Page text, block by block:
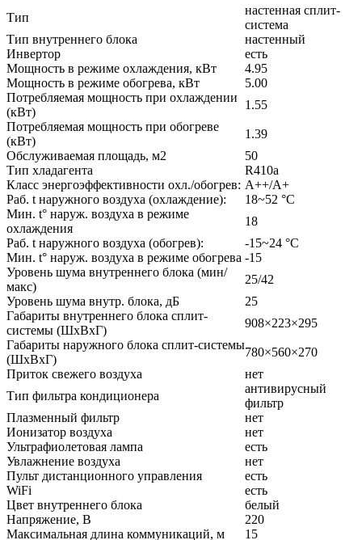
Тип
настенная сплит-
система
Тип внутреннего блока
настенный
Инвертор
есть
Мощность в режиме охлаждения, кВт
4.95
Мощность в режиме обогрева, кВт
5.00
Потребляемая мощность при охлаждении
(кВт)
1.55
Потребляемая мощность при обогреве
(кВт)
1.39
Обслуживаемая площадь, м2
50
Тип хладагента
R410a
Класс энергоэффективности охл./обогрев: А++/А+
Раб. t наружного воздуха (охлаждение):
18~52 °C
Мин. t° наруж. воздуха в режиме
охлаждения
18
Раб. t наружного воздуха (обогрев):
-15~24 °C
Мин. t° наруж. воздуха в режиме обогрева -15
Уровень шума внутреннего блока (мин/
макс)
25/42
Уровень шума внутр. блока, дБ
25
Габариты внутреннего блока сплит-
системы (ШxВxГ)
908×223×295
Габариты наружного блока сплит-системы
(ШxВxГ)
780×560×270
Приток свежего воздуха
нет
Тип фильтра кондиционера
антивирусный
фильтр
Плазменный фильтр
нет
Ионизатор воздуха
нет
Ультрафиолетовая лампа
есть
Увлажнение воздуха
нет
Пульт дистанционного управления
есть
WiFi
есть
Цвет внутреннего блока
белый
Напряжение, В
220
Максимальная длина коммуникаций, м
15